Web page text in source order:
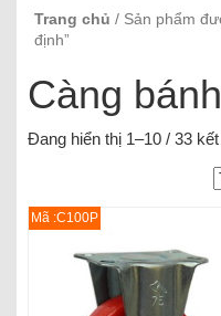
Trang chủ / Sản phẩm
định”
Càng
Đang hiển thị 1–10 / 33
Mã :C100P